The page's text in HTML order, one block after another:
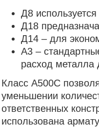
Д8
Д18
Д14 – для
А3 –
расход металла
Класс А500С
уменьшении
ответственных
использована